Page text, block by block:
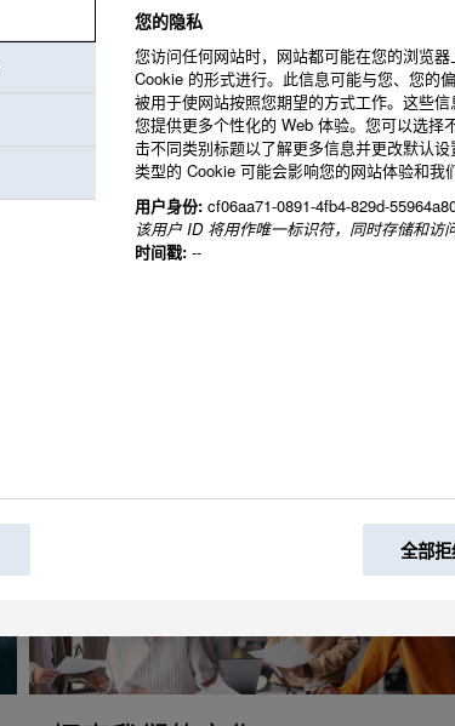
我们致力于
境。我们提
我们共同创
您的隐私
您访问任何网站时，网站都可能在您的浏览
Cookie 的形式进行。此信息可能与您、您的
被用于使网站按照您期望的方式工作。这些
您提供更多个性化的 Web 体验。您可以选择
击不同类别标题以了解更多信息并更改默认
类型的 Cookie 可能会影响您的网站体验和我
用户身份: cf06aa71-0891-4fb4-829d-
该用户 ID 将用作唯一标识符，同时存储和访
时间戳: --
全部